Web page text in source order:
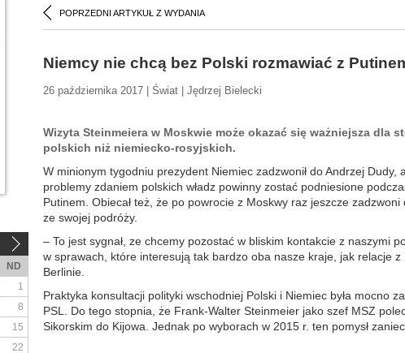
POPRZEDNI ARTYKUŁ Z WYDANIA
Niemcy nie chcą bez Polski rozmawiać z
26 października 2017 | Świat | Jędrzej Bielecki
Wizyta Steinmeiera w Moskwie może okazać się ważniejsza dla
polskich niż niemiecko-rosyjskich.
W minionym tygodniu prezydent Niemiec zadzwonił do Andrzej Dudy,
problemy zdaniem polskich władz powinny zostać podniesione
Putinem. Obiecał też, że po powrocie z Moskwy raz jeszcze
ze swojej podróży.
– To jest sygnał, ze chcemy pozostać w bliskim kontakcie z naszymi
w sprawach, które interesują tak bardzo oba nasze kraje, jak relacje z
Berlinie.
Praktyka konsultacji polityki wschodniej Polski i Niemiec była mocno
PSL. Do tego stopnia, że Frank-Walter Steinmeier jako szef MSZ
Sikorskim do Kijowa. Jednak po wyborach w 2015 r. ten pomysł
ND
1
8
15
22